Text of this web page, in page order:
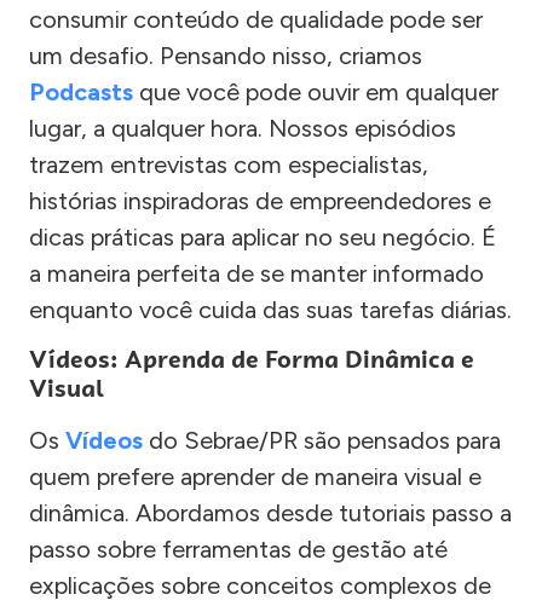
consumir conteúdo de qualidade pode ser
um desafio. Pensando nisso, criamos
Podcasts que você pode ouvir em qualquer
lugar, a qualquer hora. Nossos episódios
trazem entrevistas com especialistas,
histórias inspiradoras de empreendedores e
dicas práticas para aplicar no seu negócio. É
a maneira perfeita de se manter informado
enquanto você cuida das suas tarefas diárias.
Vídeos: Aprenda de Forma Dinâmica e
Visual
Os Vídeos do Sebrae/PR são pensados para
quem prefere aprender de maneira visual e
dinâmica. Abordamos desde tutoriais passo a
passo sobre ferramentas de gestão até
explicações sobre conceitos complexos de